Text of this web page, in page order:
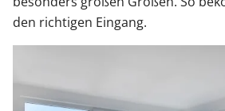
den richtigen Eingang.